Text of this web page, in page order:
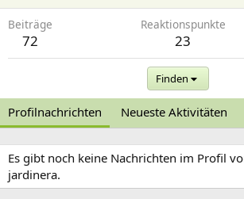
Beiträge
72
Reaktionspunkte
23
Finden
Profilnachrichten Neueste Aktivitäten
Es gibt noch keine Nachrichten im Profil
jardinera.